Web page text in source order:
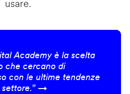
usare.
Academy è la scelta
che cercano di
con le ultime tendenze
settore.” →